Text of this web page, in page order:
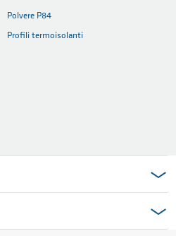
Polvere P84
Profili termoisolanti